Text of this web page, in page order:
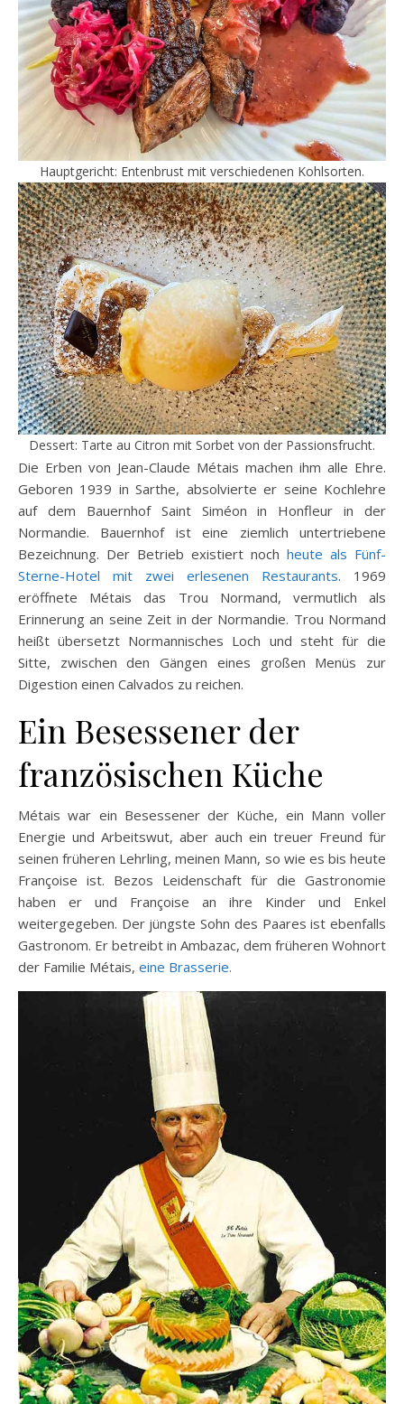
Hauptgericht: Entenbrust mit verschiedenen Kohlsorten.
Dessert: Tarte au Citron mit Sorbet von der Passionsfrucht.
Die Erben von Jean-Claude Métais machen ihm alle Ehre.
Geboren 1939 in Sarthe, absolvierte er seine Kochlehre
auf dem Bauernhof Saint Siméon in Honfleur in der
Normandie. Bauernhof ist eine ziemlich untertriebene
Bezeichnung. Der Betrieb existiert noch heute als Fünf-
Sterne-Hotel mit zwei erlesenen Restaurants. 1969
eröffnete Métais das Trou Normand, vermutlich als
Erinnerung an seine Zeit in der Normandie. Trou Normand
heißt übersetzt Normannisches Loch und steht für die
Sitte, zwischen den Gängen eines großen Menüs zur
Digestion einen Calvados zu reichen.
Ein Besessener der
französischen Küche
Métais war ein Besessener der Küche, ein Mann voller
Energie und Arbeitswut, aber auch ein treuer Freund für
seinen früheren Lehrling, meinen Mann, so wie es bis heute
Françoise ist. Bezos Leidenschaft für die Gastronomie
haben er und Françoise an ihre Kinder und Enkel
weitergegeben. Der jüngste Sohn des Paares ist ebenfalls
Gastronom. Er betreibt in Ambazac, dem früheren Wohnort
der Familie Métais, eine Brasserie.